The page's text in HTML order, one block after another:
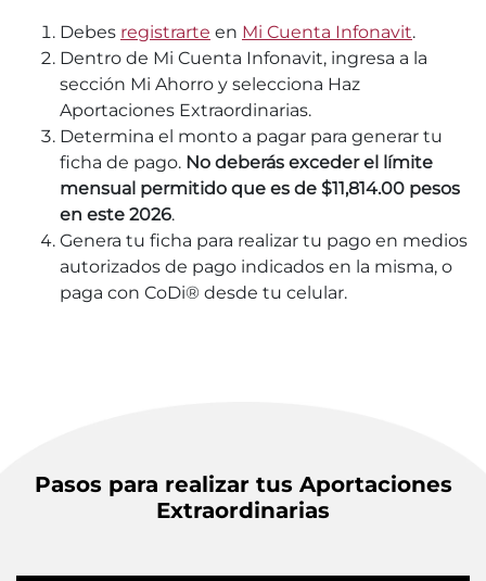
Debes registrarte en Mi Cuenta Infonavit.
Dentro de Mi Cuenta Infonavit, ingresa a la
sección Mi Ahorro y selecciona Haz
Aportaciones Extraordinarias.
Determina el monto a pagar para generar tu
ficha de pago. No deberás exceder el límite
mensual permitido que es de $11,814.00 pesos
en este 2026.
Genera tu ficha para realizar tu pago en medios
autorizados de pago indicados en la misma, o
paga con CoDi® desde tu celular.
Pasos para realizar tus Aportaciones
Extraordinarias